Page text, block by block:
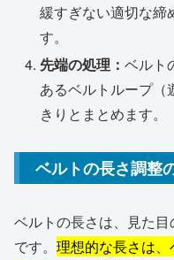
緩すぎない適切な締
す。
先端の処理：ベルト
あるベルトループ（
きりとまとめます。
ベルトの長さ調整
ベルトの長さは、見た
です。 理想的な長さは